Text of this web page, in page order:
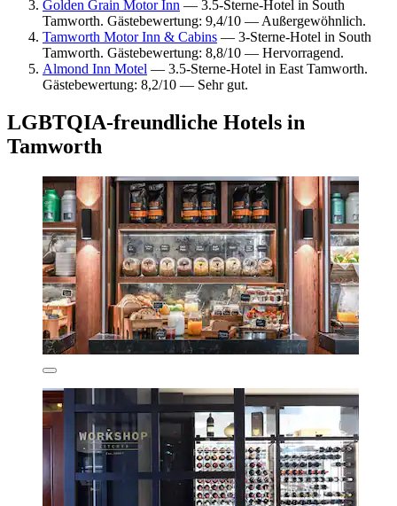
Golden Grain Motor Inn — 3.5-Sterne-Hotel in South
Tamworth. Gästebewertung: 9,4/10 — Außergewöhnlich.
Tamworth Motor Inn & Cabins — 3-Sterne-Hotel in South
Tamworth. Gästebewertung: 8,8/10 — Hervorragend.
Almond Inn Motel — 3.5-Sterne-Hotel in East Tamworth.
Gästebewertung: 8,2/10 — Sehr gut.
LGBTQIA-freundliche Hotels in
Tamworth